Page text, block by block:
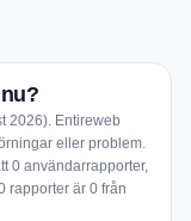
2026). Entireweb
eller problem.
0 användarrapporter,
rapporter är 0 från